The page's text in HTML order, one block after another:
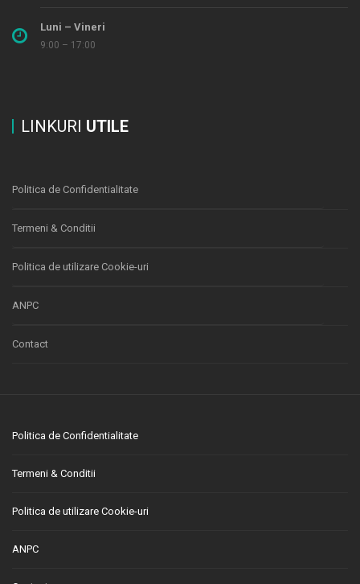
Luni – Vineri
9:00 – 17:00
LINKURI UTILE
Politica de Confidentialitate
Termeni & Conditii
Politica de utilizare Cookie-uri
ANPC
Contact
Politica de Confidentialitate
Termeni & Conditii
Politica de utilizare Cookie-uri
ANPC